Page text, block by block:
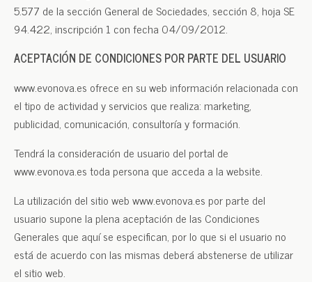
5.577 de la sección General de Sociedades, sección 8, hoja SE
94.422, inscripción 1 con fecha 04/09/2012.
ACEPTACIÓN DE CONDICIONES POR PARTE DEL USUARIO
www.evonova.es ofrece en su web información relacionada con
el tipo de actividad y servicios que realiza: marketing,
publicidad, comunicación, consultoría y formación.
Tendrá la consideración de usuario del portal de
www.evonova.es toda persona que acceda a la website.
La utilización del sitio web www.evonova.es por parte del
usuario supone la plena aceptación de las Condiciones
Generales que aquí se especifican, por lo que si el usuario no
está de acuerdo con las mismas deberá abstenerse de utilizar
el sitio web.